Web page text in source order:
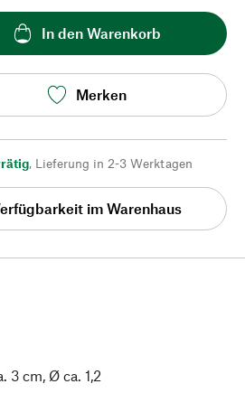
In den Warenkorb
Merken
, Lieferung in 2-3 Werktagen
im Warenhaus
3 cm, Ø ca. 1,2